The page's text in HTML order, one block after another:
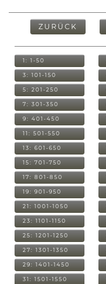
ZURÜCK
1: 1-50
3: 101-150
5: 201-250
7: 301-350
9: 401-450
11: 501-550
13: 601-650
15: 701-750
17: 801-850
19: 901-950
21: 1001-1050
23: 1101-1150
25: 1201-1250
27: 1301-1350
29: 1401-1450
31: 1501-1550